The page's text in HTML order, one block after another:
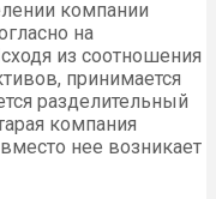
компании
на
из соотношения
принимается
разделительный
компания
нее возникает